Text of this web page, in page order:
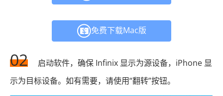
免费下载Mac版
02
启动软件，确保 Infinix 显示为源设备，iPhone 显
示为目标设备。如有需要，请使用“翻转”按钮。